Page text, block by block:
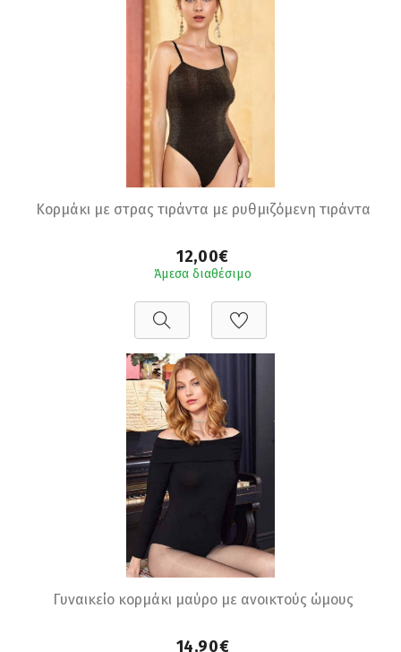
Κορμάκι με στρας τιράντα με ρυθμιζόμενη τιράντα
12,00€
Άμεσα διαθέσιμο
Γυναικείο κορμάκι μαύρο με ανοικτούς ώμους
14,90€